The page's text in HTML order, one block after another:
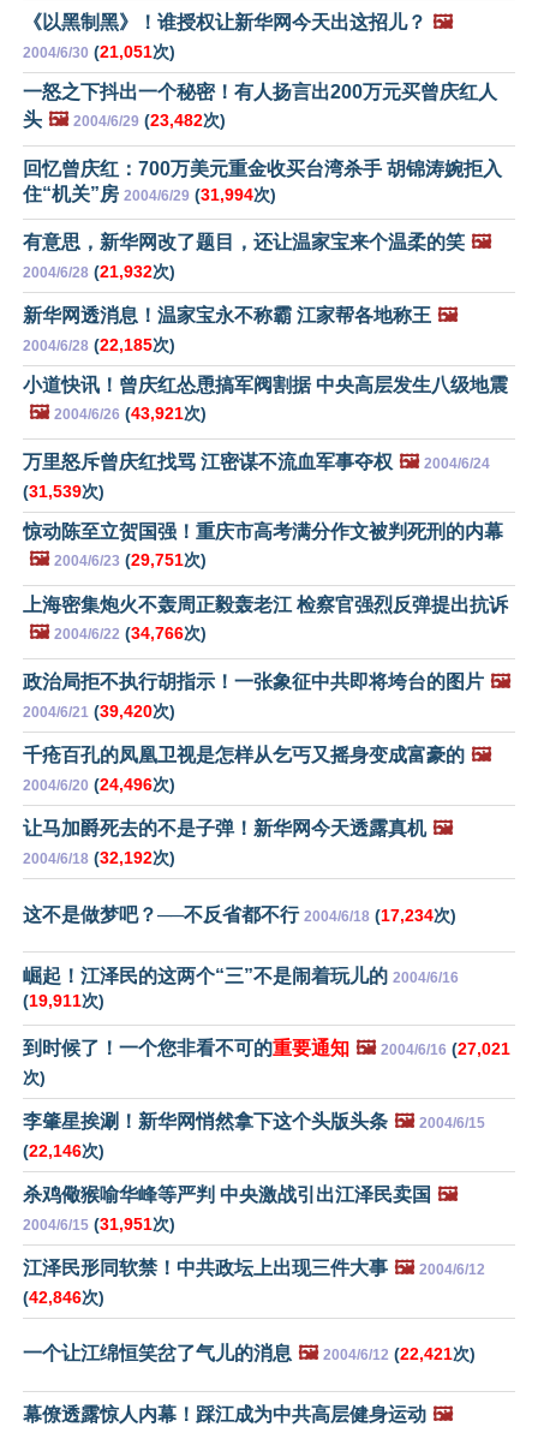
《以黑制黑》！谁授权让新华网今天出这招儿？ 🖼️
2004/6/30 (21,051次)
一怒之下抖出一个秘密！有人扬言出200万元买曾庆红人
头 🖼️ 2004/6/29 (23,482次)
回忆曾庆红：700万美元重金收买台湾杀手 胡锦涛婉拒入
住“机关”房 2004/6/29 (31,994次)
有意思，新华网改了题目，还让温家宝来个温柔的笑 🖼️
2004/6/28 (21,932次)
新华网透消息！温家宝永不称霸 江家帮各地称王 🖼️
2004/6/28 (22,185次)
小道快讯！曾庆红怂恿搞军阀割据 中央高层发生八级地震
🖼️ 2004/6/26 (43,921次)
万里怒斥曾庆红找骂 江密谋不流血军事夺权 🖼️ 2004/6/24
(31,539次)
惊动陈至立贺国强！重庆市高考满分作文被判死刑的内幕
🖼️ 2004/6/23 (29,751次)
上海密集炮火不轰周正毅轰老江 检察官强烈反弹提出抗诉
🖼️ 2004/6/22 (34,766次)
政治局拒不执行胡指示！一张象征中共即将垮台的图片 🖼️
2004/6/21 (39,420次)
千疮百孔的凤凰卫视是怎样从乞丐又摇身变成富豪的 🖼️
2004/6/20 (24,496次)
让马加爵死去的不是子弹！新华网今天透露真机 🖼️
2004/6/18 (32,192次)
这不是做梦吧？──不反省都不行 2004/6/18 (17,234次)
崛起！江泽民的这两个“三”不是闹着玩儿的 2004/6/16
(19,911次)
到时候了！一个您非看不可的重要通知 🖼️ 2004/6/16 (27,021
次)
李肇星挨涮！新华网悄然拿下这个头版头条 🖼️ 2004/6/15
(22,146次)
杀鸡儆猴喻华峰等严判 中央激战引出江泽民卖国 🖼️
2004/6/15 (31,951次)
江泽民形同软禁！中共政坛上出现三件大事 🖼️ 2004/6/12
(42,846次)
一个让江绵恒笑岔了气儿的消息 🖼️ 2004/6/12 (22,421次)
幕僚透露惊人内幕！踩江成为中共高层健身运动 🖼️